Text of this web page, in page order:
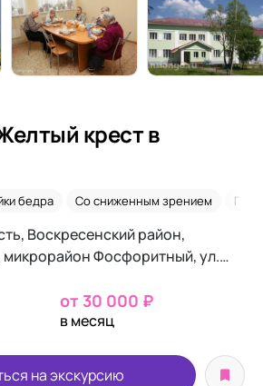
крест в
бедра Со сниженным зрением
Воскресенский район,
микрорайон Фосфоритный, ул.
от 30 000 ₽
в месяц
на экскурсию